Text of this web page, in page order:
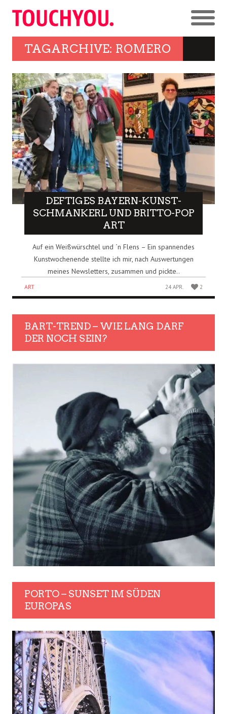
TAGARCHIVE: ROMERO
DEFTIGES BAYERN-KUNST-
SCHMANKERL UND BRITTO-POP
ART
Auf ein Weißwürschtel und ´n Flens – Ein spannendes
Kunstwochenende stellte ich mir, nach Auswertungen
meines Newsletters, zusammen und pickte..
ART 24 APR. 2
BART-TREND – WIE LANG DARF
DER NOCH SEIN?
PORTO – SUNSET IM SÜDEN
EUROPAS